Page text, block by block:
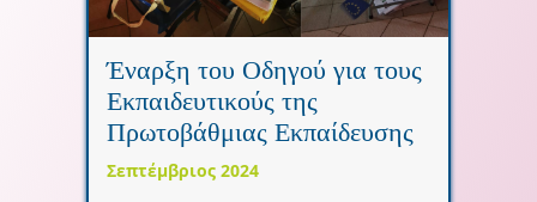
Έναρξη του Οδηγού για τους
Εκπαιδευτικούς της
Πρωτοβάθμιας Εκπαίδευσης
Σεπτέμβριος 2024